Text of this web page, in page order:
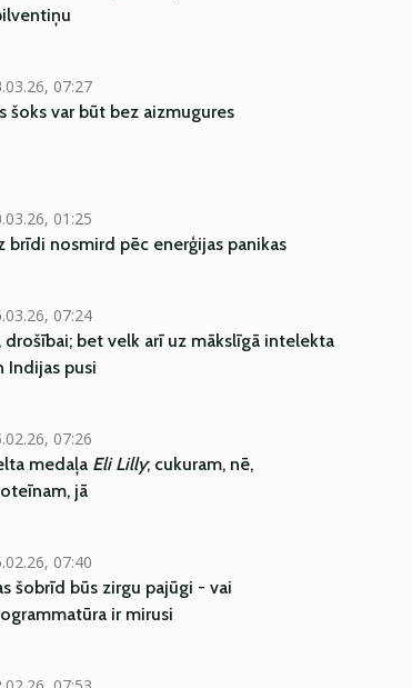
07:27
šoks var būt bez aizmugures
01:25
brīdi nosmird pēc enerģijas panikas
07:24
drošībai; bet velk arī uz mākslīgā intelekta
Indijas pusi
07:26
medaļa Eli Lilly; cukuram, nē,
jā
07:40
šobrīd būs zirgu pajūgi - vai
ir mirusi